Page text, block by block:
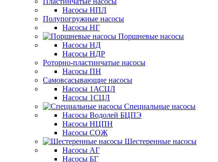
Насосы НПЛ
Полупогружные насосы
Насосы НГ
Поршневые насосы
Насосы НД
Насосы НДР
Роторно-пластинчатые насосы
Насосы ПН
Самовсасывающие насосы
Насосы 1АСЦЛ
Насосы 1СЦЛ
Специальные насосы
Насосы Водолей БЦПЭ
Насосы НЦПН
Насосы СОЖ
Шестеренные насосы
Насосы АГ
Насосы БГ